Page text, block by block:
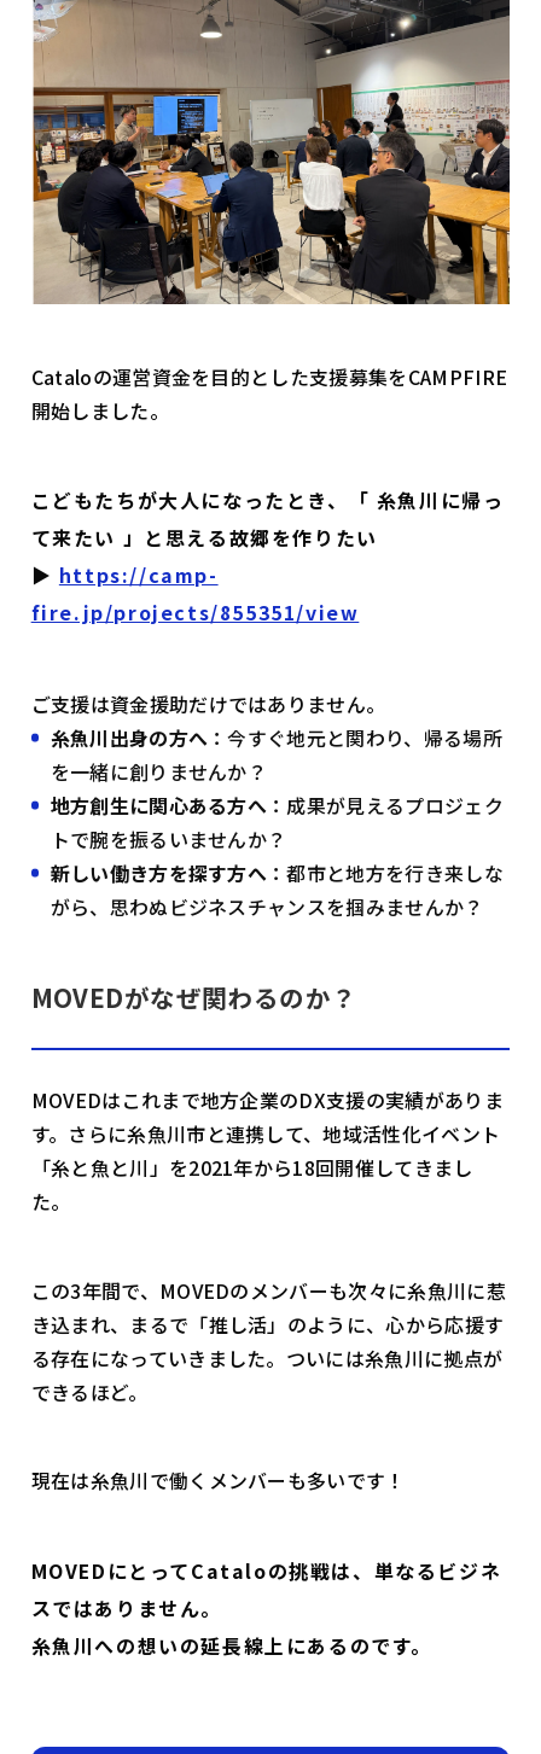
Cataloの運営資金を目的とした支援募集をCAMPFIRE
開始しました。
こどもたちが大人になったとき、「 糸魚川に帰っ
て来たい 」と思える故郷を作りたい
▶︎ https://camp-
fire.jp/projects/855351/view
ご支援は資金援助だけではありません。
糸魚川出身の方へ ：今すぐ地元と関わり、帰る場所
を一緒に創りませんか？
地方創生に関心ある方へ ：成果が見えるプロジェク
トで腕を振るいませんか？
新しい働き方を探す方へ ：都市と地方を行き来しな
がら、思わぬビジネスチャンスを掴みませんか？
MOVEDがなぜ関わるのか？
MOVEDはこれまで地方企業のDX支援の実績がありま
す。さらに糸魚川市と連携して、地域活性化イベント
「糸と魚と川」を2021年から18回開催してきまし
た。
この3年間で、MOVEDのメンバーも次々に糸魚川に惹
き込まれ、まるで「推し活」のように、心から応援す
る存在になっていきました。ついには糸魚川に拠点が
できるほど。
現在は糸魚川で働くメンバーも多いです！
MOVEDにとってCataloの挑戦は、単なるビジネ
スではありません。
糸魚川への想いの延長線上にあるのです。